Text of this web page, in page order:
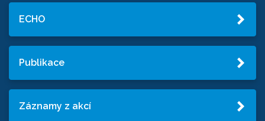
ECHO
Publikace
Záznamy z akcí